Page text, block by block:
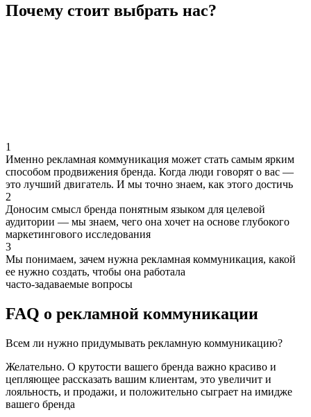
Почему стоит выбрать нас?
1
Именно рекламная коммуникация может стать самым ярким
способом продвижения бренда. Когда люди говорят о вас —
это лучший двигатель. И мы точно знаем, как этого достичь
2
Доносим смысл бренда понятным языком для целевой
аудитории — мы знаем, чего она хочет на основе глубокого
маркетингового исследования
3
Мы понимаем, зачем нужна рекламная коммуникация, какой
ее нужно создать, чтобы она работала
часто-задаваемые вопросы
FAQ о рекламной коммуникации
Всем ли нужно придумывать рекламную коммуникацию?
Желательно. О крутости вашего бренда важно красиво и
цепляющее рассказать вашим клиентам, это увеличит и
лояльность, и продажи, и положительно сыграет на имидже
вашего бренда